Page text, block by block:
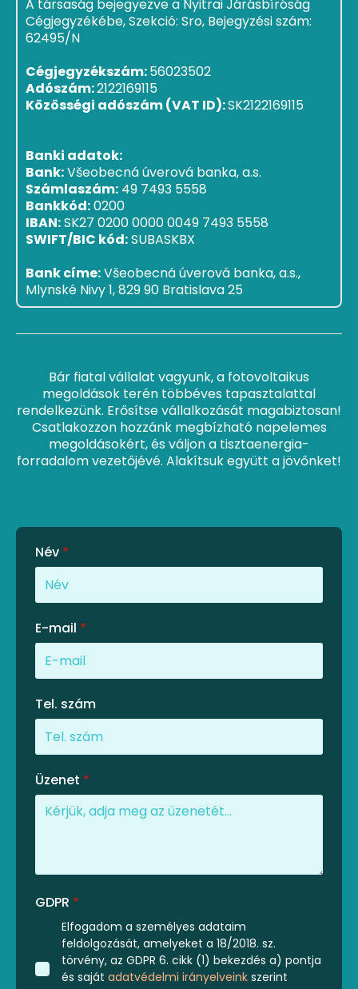
A társaság bejegyezve a Nyitrai Járásbíróság
Cégjegyzékébe, Szekció: Sro, Bejegyzési szám:
62495/N
Cégjegyzékszám:56023502
Adószám:2122169115
Közösségi adószám (VAT ID):SK2122169115
Banki adatok:
Bank:Všeobecná úverová banka, a.s.
Számlaszám: 49 7493 5558
Bankkód:0200
IBAN:SK27 0200 0000 0049 7493 5558
SWIFT/BIC kód:SUBASKBX
Bank címe:Všeobecná úverová banka, a.s.,
Mlynské Nivy 1, 829 90 Bratislava 25
Bár fiatal vállalat vagyunk, a fotovoltaikus
megoldások terén többéves tapasztalattal
rendelkezünk. Erősítse vállalkozását magabiztosan!
Csatlakozzon hozzánk megbízható napelemes
megoldásokért, és váljon a tisztaenergia-
forradalom vezetőjévé. Alakítsuk együtt a jövőnket!
Név *
E-mail *
Tel. szám
Üzenet *
GDPR *
Elfogadom a személyes adataim
feldolgozását, amelyeket a 18/2018. sz.
törvény, az GDPR 6. cikk (1) bekezdés a) pontja
és saját adatvédelmi irányelveink szerint